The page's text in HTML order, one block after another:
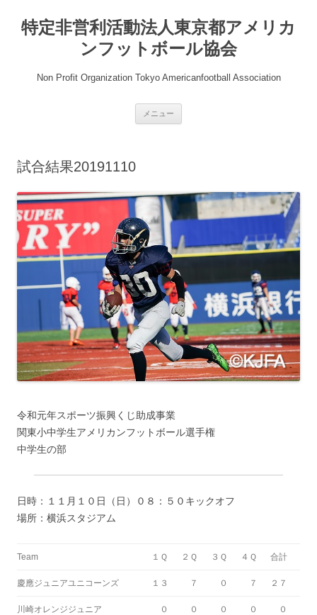
テ
ン
特定非営利活動法人東京都アメリカ
ンフットボール協会
Non Profit Organization Tokyo Americanfootball Association
メニュー
試合結果20191110
令和元年スポーツ振興くじ助成事業
関東小中学生アメリカンフットボール選手権
中学生の部
日時：１１月１０日（日）０８：５０キックオフ
場所：横浜スタジアム
Team １Ｑ ２Ｑ ３Ｑ ４Ｑ 合計
慶應ジュニアユニコーンズ １３ ７ ０ ７ ２７
川崎オレンジジュニア ０ ０ ０ ０ ０